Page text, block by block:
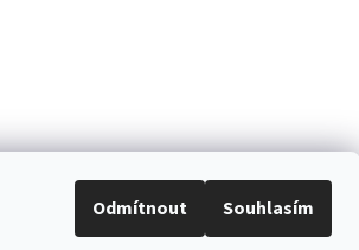
Odmítnout Souhlasím